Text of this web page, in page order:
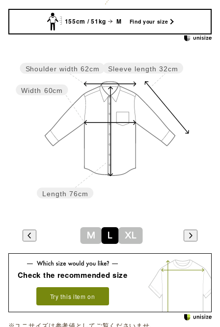
155cm / 51kg M Find your size
Sleeve length 32cm
Length 76cm
Width 60cm
Shoulder width 62cm
M L XL
Check the recommended size
Try this item on
※ユニサイズは参考値としてご覧くださいませ。